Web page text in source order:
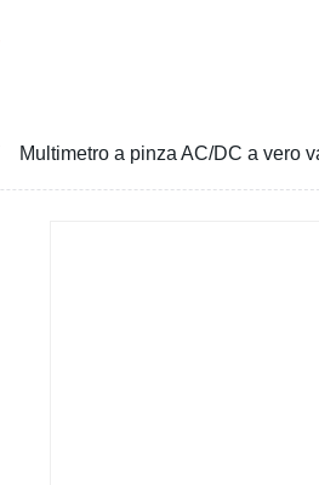
Multimetro a pinza AC/DC a vero